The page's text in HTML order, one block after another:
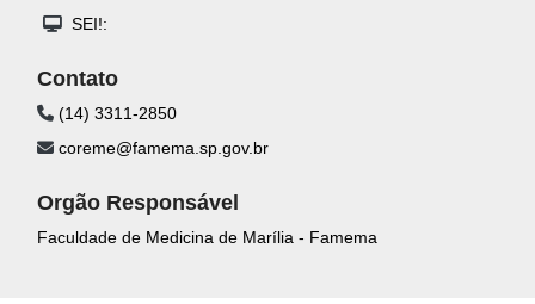
SEI!:
Contato
(14) 3311-2850
coreme@famema.sp.gov.br
Orgão Responsável
Faculdade de Medicina de Marília - Famema